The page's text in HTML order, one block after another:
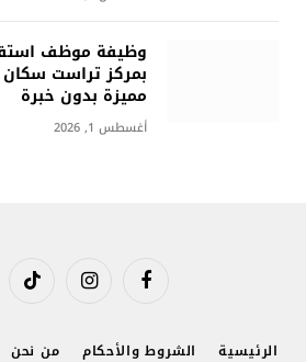
وظيفة موظف
مميزة بدون خبرة
أغسطس 1, 2026
فيسبوك الانستغرامتيكتوك
الرئيسية الشروط والأحكام من نحن